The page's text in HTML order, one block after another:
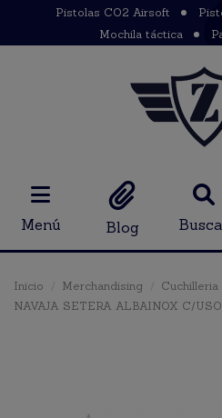
Pistolas CO2 Airsoft
Mochila táctica
Menú Blog
Inicio Merchandising Cuchilleria
NAVAJA SETERA ALBAINOX C/